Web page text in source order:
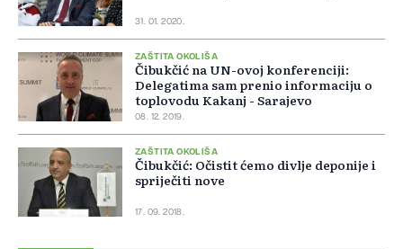
31. 01. 2020.
ZAŠTITA OKOLIŠA
Čibukčić na UN-ovoj konferenciji:
Delegatima sam prenio informaciju o
toplovodu Kakanj - Sarajevo
08. 12. 2019.
ZAŠTITA OKOLIŠA
Čibukčić: Očistit ćemo divlje deponije i
spriječiti nove
17. 09. 2018.